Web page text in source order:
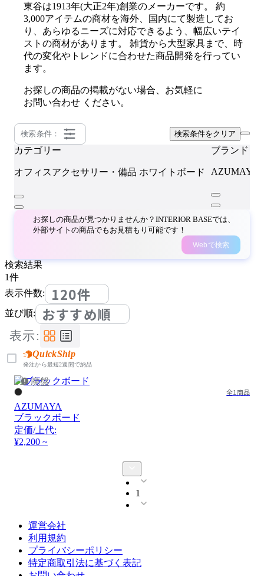
東谷は1913年(大正2年)創業のメーカーです。 約
3,000アイテムの商材を海外、国内にて製造してお
り、あらゆるニーズに対応できるよう、幅広いテイ
ストの商材があります。 雑貨から大型家具まで、時
代の変化やトレンドに合わせた商品開発を行ってい
ます。
お探しの商品の掲載がない場合、お気軽に
お問い合わせ ください。
検索条件： 検索条件をクリア
カテゴリー
オフィスアクセサリー・備品 ホワイトボード
ブランド
AZUMAYA
お探しの商品が見つかりませんか？INTERIOR BASEでは、
外部サイトの商品でもお見積もり可能です！
Webで検索
検索結果
1件
表示件数:
120件
並び順: おすすめ順
表示:
QuickShip
発注から最短2週間で納品
廃盤
全1商品
AZUMAYA
ブラックボード
定価/上代:
¥2,200 ~
1
運営会社
利用規約
プライバシーポリシー
特定商取引法に基づく表記